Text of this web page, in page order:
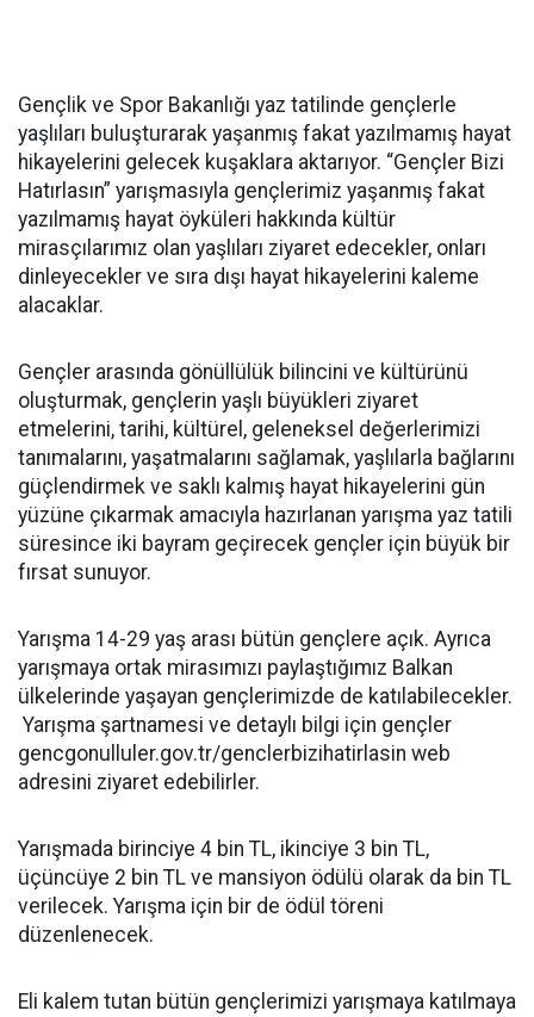
Gençlik ve Spor Bakanlığı yaz tatilinde gençlerle
yaşlıları buluşturarak yaşanmış fakat yazılmamış hayat
hikayelerini gelecek kuşaklara aktarıyor. “Gençler Bizi
Hatırlasın” yarışmasıyla gençlerimiz yaşanmış fakat
yazılmamış hayat öyküleri hakkında kültür
mirasçılarımız olan yaşlıları ziyaret edecekler, onları
dinleyecekler ve sıra dışı hayat hikayelerini kaleme
alacaklar.
Gençler arasında gönüllülük bilincini ve kültürünü
oluşturmak, gençlerin yaşlı büyükleri ziyaret
etmelerini, tarihi, kültürel, geleneksel değerlerimizi
tanımalarını, yaşatmalarını sağlamak, yaşlılarla bağlarını
güçlendirmek ve saklı kalmış hayat hikayelerini gün
yüzüne çıkarmak amacıyla hazırlanan yarışma yaz tatili
süresince iki bayram geçirecek gençler için büyük bir
fırsat sunuyor.
Yarışma 14-29 yaş arası bütün gençlere açık. Ayrıca
yarışmaya ortak mirasımızı paylaştığımız Balkan
ülkelerinde yaşayan gençlerimizde de katılabilecekler.
Yarışma şartnamesi ve detaylı bilgi için gençler
gencgonulluler.gov.tr/genclerbizihatirlasin web
adresini ziyaret edebilirler.
Yarışmada birinciye 4 bin TL, ikinciye 3 bin TL,
üçüncüye 2 bin TL ve mansiyon ödülü olarak da bin TL
verilecek. Yarışma için bir de ödül töreni
düzenlenecek.
Eli kalem tutan bütün gençlerimizi yarışmaya katılmaya